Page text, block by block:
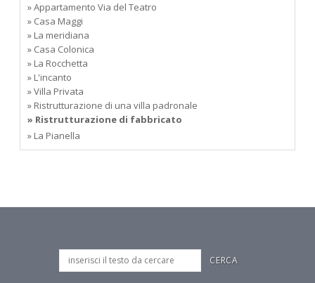
» Appartamento Via del Teatro
» Casa Maggi
» La meridiana
» Casa Colonica
» La Rocchetta
» L'incanto
» Villa Privata
» Ristrutturazione di una villa padronale
» Ristrutturazione di fabbricato
» La Pianella